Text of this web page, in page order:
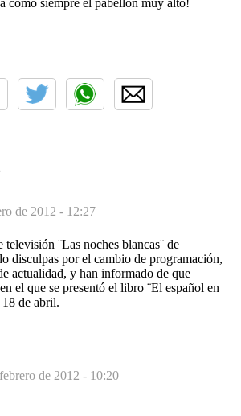
de 2012 - 12:27
¨Las noches blancas¨ de
disculpas por el cambio de programación,
actualidad, y han informado de que
el que se presentó el libro ¨El español en
de abril.
de 2012 - 10:20